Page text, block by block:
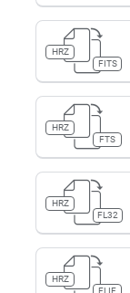
HRZ
FITS
HRZ
FTS
HRZ
FL32
HRZ
FLIF